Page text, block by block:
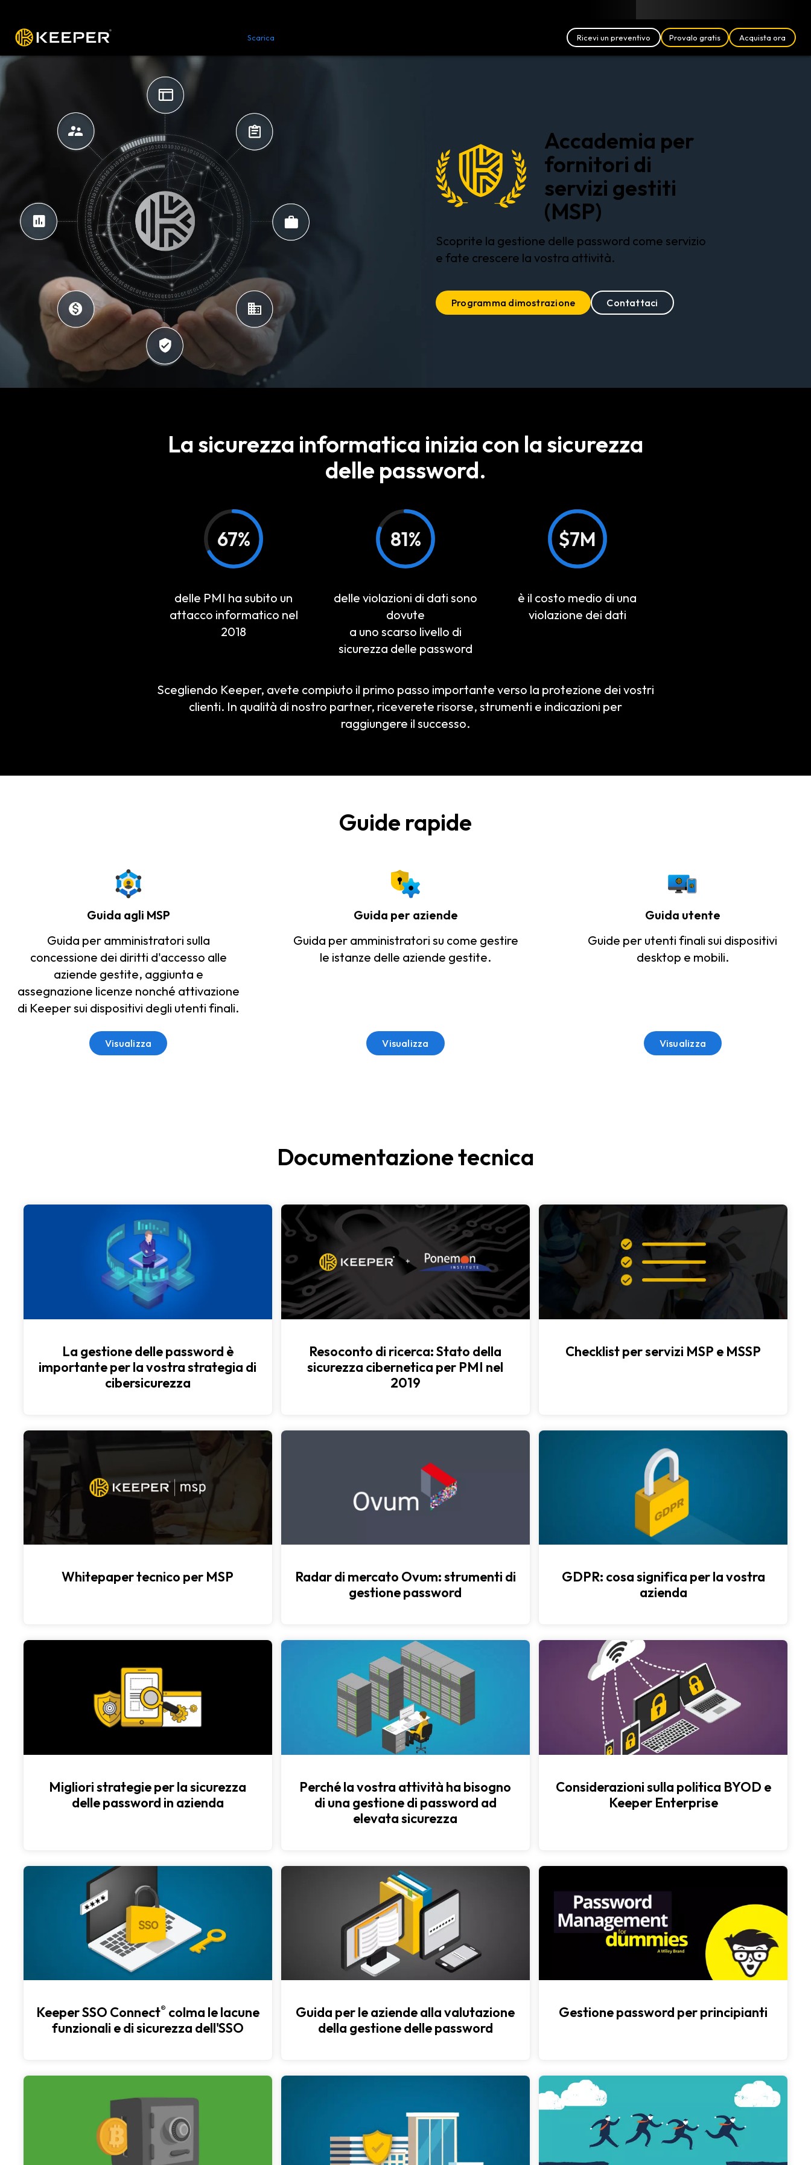
Scarica Ricevi un preventivo Provalo gratis Acquista ora
Accademia per
fornitori di
servizi gestiti
(MSP)
Scoprite la gestione delle password come servizio
e fate crescere la vostra attività.
Programma dimostrazione Contattaci
La sicurezza informatica inizia con la sicurezza
delle password.
67%
delle PMI ha subito un
attacco informatico nel
2018
81%
delle violazioni di dati sono
dovute
a uno scarso livello di
sicurezza delle password
$7M
è il costo medio di una
violazione dei dati
Scegliendo Keeper, avete compiuto il primo passo importante verso la protezione dei vostri
clienti. In qualità di nostro partner, riceverete risorse, strumenti e indicazioni per
raggiungere il successo.
Guide rapide
Guida agli MSP
Guida per amministratori sulla
concessione dei diritti d'accesso alle
aziende gestite, aggiunta e
assegnazione licenze nonché attivazione
di Keeper sui dispositivi degli utenti finali.
Visualizza
Guida per aziende
Guida per amministratori su come gestire
le istanze delle aziende gestite.
Visualizza
Guida utente
Guide per utenti finali sui dispositivi
desktop e mobili.
Visualizza
Documentazione tecnica
La gestione delle password è
importante per la vostra strategia di
cibersicurezza
Resoconto di ricerca: Stato della
sicurezza cibernetica per PMI nel
2019
Checklist per servizi MSP e MSSP
Whitepaper tecnico per MSP
Radar di mercato Ovum: strumenti di
gestione password
GDPR: cosa significa per la vostra
azienda
Migliori strategie per la sicurezza
delle password in azienda
Perché la vostra attività ha bisogno
di una gestione di password ad
elevata sicurezza
Considerazioni sulla politica BYOD e
Keeper Enterprise
Keeper SSO Connect® colma le lacune
funzionali e di sicurezza dell'SSO
Guida per le aziende alla valutazione
della gestione delle password
Gestione password per principianti